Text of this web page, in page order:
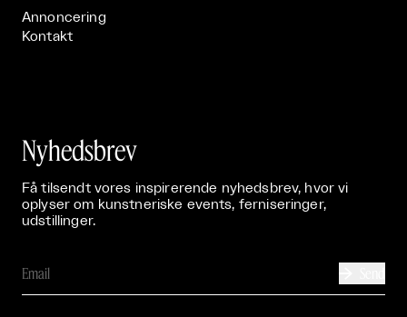
Annoncering
Kontakt
Nyhedsbrev
Få tilsendt vores inspirerende nyhedsbrev, hvor vi
oplyser om kunstneriske events, ferniseringer,
udstillinger.